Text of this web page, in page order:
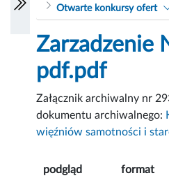
Otwarte konkursy ofert
Zarzadzenie
pdf.pdf
Załącznik archiwalny nr
dokumentu archiwalnego:
więźniów samotności i
podgląd format